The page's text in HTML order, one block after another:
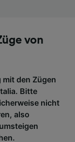
von
mit den Zügen
Bitte
nicht
also